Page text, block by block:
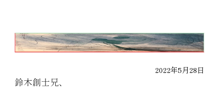
2022年5月28日
鈴木創士兄、